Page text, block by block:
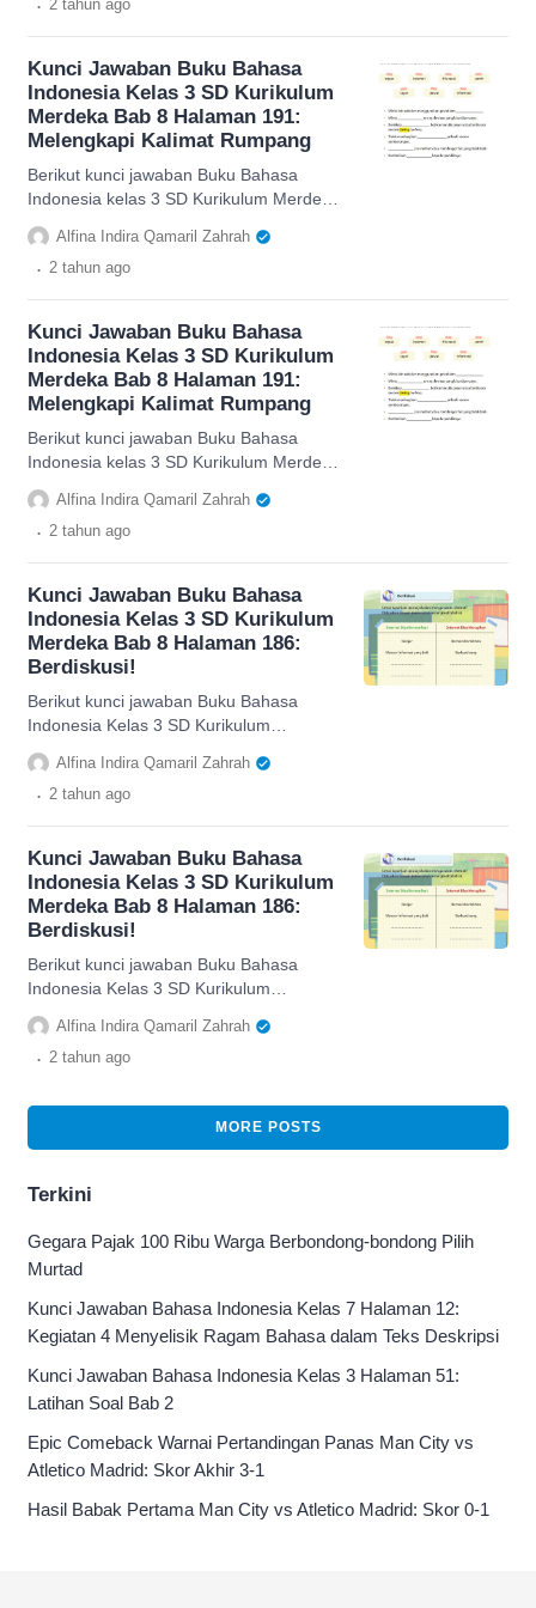
2 tahun ago
Kunci Jawaban Buku Bahasa
Indonesia Kelas 3 SD Kurikulum
Merdeka Bab 8 Halaman 191:
Melengkapi Kalimat Rumpang
Berikut kunci jawaban Buku Bahasa
Indonesia kelas 3 SD Kurikulum Merdeka
bab 8 halaman 191 mengisi kalimat
rumpang.
Alfina Indira Qamaril Zahrah
. 2 tahun ago
Kunci Jawaban Buku Bahasa
Indonesia Kelas 3 SD Kurikulum
Merdeka Bab 8 Halaman 191:
Melengkapi Kalimat Rumpang
Berikut kunci jawaban Buku Bahasa
Indonesia kelas 3 SD Kurikulum Merdeka
bab 8 halaman 191 mengisi kalimat
rumpang.
Alfina Indira Qamaril Zahrah
. 2 tahun ago
Kunci Jawaban Buku Bahasa
Indonesia Kelas 3 SD Kurikulum
Merdeka Bab 8 Halaman 186:
Berdiskusi!
Berikut kunci jawaban Buku Bahasa
Indonesia Kelas 3 SD Kurikulum
Merdeka Bab 8 Halaman 186,
berdiskusi.
Alfina Indira Qamaril Zahrah
. 2 tahun ago
Kunci Jawaban Buku Bahasa
Indonesia Kelas 3 SD Kurikulum
Merdeka Bab 8 Halaman 186:
Berdiskusi!
Berikut kunci jawaban Buku Bahasa
Indonesia Kelas 3 SD Kurikulum
Merdeka Bab 8 Halaman 186,
berdiskusi.
Alfina Indira Qamaril Zahrah
. 2 tahun ago
MORE POSTS
Terkini
Gegara Pajak 100 Ribu Warga Berbondong-bondong Pilih
Murtad
Kunci Jawaban Bahasa Indonesia Kelas 7 Halaman 12:
Kegiatan 4 Menyelisik Ragam Bahasa dalam Teks Deskripsi
Kunci Jawaban Bahasa Indonesia Kelas 3 Halaman 51:
Latihan Soal Bab 2
Epic Comeback Warnai Pertandingan Panas Man City vs
Atletico Madrid: Skor Akhir 3-1
Hasil Babak Pertama Man City vs Atletico Madrid: Skor 0-1